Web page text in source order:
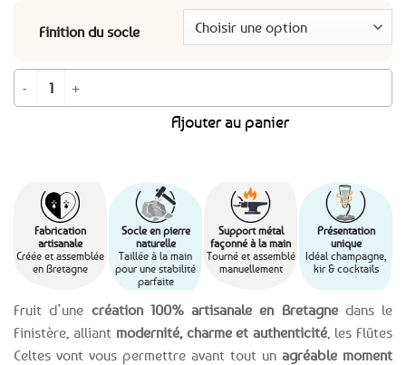
Fruit d’une création 100% artisanale en Bretagne dans le
Finistère, alliantmodernité, charme et authenticité , les Flûtes
Celtes vont vous permettre avant tout un agréable moment
Fabrication
artisanale
Créée et assemblée
en Bretagne
Socle en pierre
naturelle
Taillée à la main
pour une stabilité
parfaite
Support métal
façonné à la main
Tourné et assemblé
manuellement
Présentation
unique
Idéal champagne,
kir & cocktails
Finition du socle
quantité de Duo de Flûtes Celtes - Champagne 17cl
Ajouter au panier